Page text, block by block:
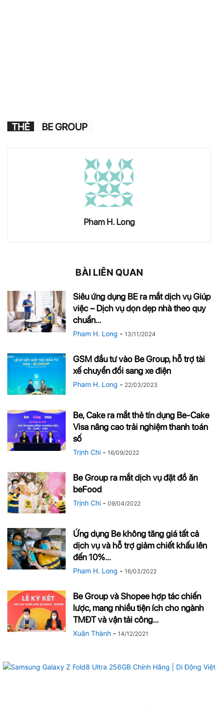
THẺ BE GROUP
Pham H. Long
BÀI LIÊN QUAN
Siêu ứng dụng BE ra mắt dịch vụ Giúp
việc – Dịch vụ dọn dẹp nhà theo quy
chuẩn...
Pham H. Long - 13/11/2024
GSM đầu tư vào Be Group, hỗ trợ tài
xế chuyển đổi sang xe điện
Pham H. Long - 22/03/2023
Be, Cake ra mắt thẻ tín dụng Be-Cake
Visa nâng cao trải nghiệm thanh toán
số
Trịnh Chi - 16/09/2022
Be Group ra mắt dịch vụ đặt đồ ăn
beFood
Trịnh Chi - 09/04/2022
Ứng dụng Be không tăng giá tất cả
dịch vụ và hỗ trợ giảm chiết khấu lên
đến 10%...
Pham H. Long - 16/03/2022
Be Group và Shopee hợp tác chiến
lược, mang nhiều tiện ích cho ngành
TMĐT và vận tải công...
Xuân Thành - 14/12/2021